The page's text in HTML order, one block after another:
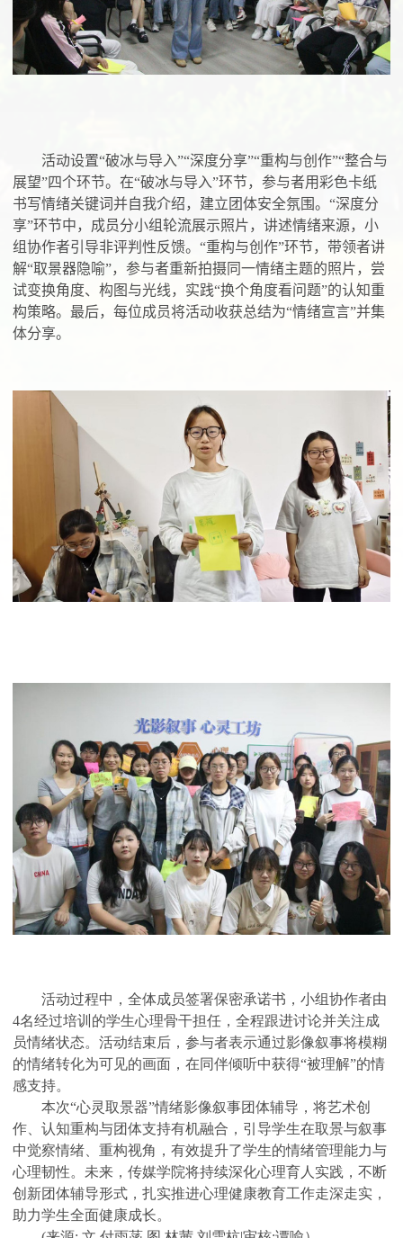
活动设置“破冰与导入”“深度分享”“重构与创作”“整合与
展望”四个环节。在“破冰与导入”环节，参与者用彩色卡纸
书写情绪关键词并自我介绍，建立团体安全氛围。“深度分
享”环节中，成员分小组轮流展示照片，讲述情绪来源，小
组协作者引导非评判性反馈。“重构与创作”环节，带领者讲
解“取景器隐喻”，参与者重新拍摄同一情绪主题的照片，尝
试变换角度、构图与光线，实践“换个角度看问题”的认知重
构策略。最后，每位成员将活动收获总结为“情绪宣言”并集
体分享。
活动过程中，全体成员签署保密承诺书，小组协作者由
4名经过培训的学生心理骨干担任，全程跟进讨论并关注成
员情绪状态。活动结束后，参与者表示通过影像叙事将模糊
的情绪转化为可见的画面，在同伴倾听中获得“被理解”的情
感支持。
本次“心灵取景器”情绪影像叙事团体辅导，将艺术创
作、认知重构与团体支持有机融合，引导学生在取景与叙事
中觉察情绪、重构视角，有效提升了学生的情绪管理能力与
心理韧性。未来，传媒学院将持续深化心理育人实践，不断
创新团体辅导形式，扎实推进心理健康教育工作走深走实，
助力学生全面健康成长。